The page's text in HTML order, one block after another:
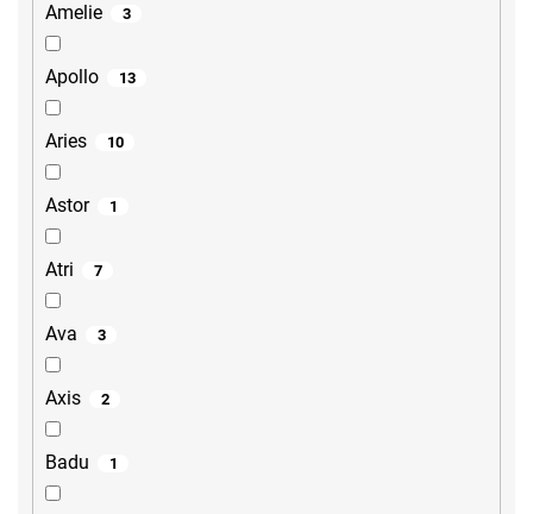
Amelie 3
Apollo 13
Aries 10
Astor 1
Atri 7
Ava 3
Axis 2
Badu 1